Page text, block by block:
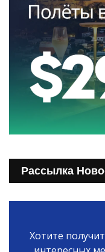
Рассылка
Хотите